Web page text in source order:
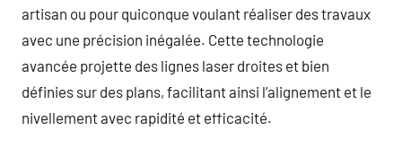
artisan ou pour quiconque voulant réaliser des travaux
avec une précision inégalée. Cette technologie
avancée projette des lignes laser droites et bien
définies sur des plans, facilitant ainsi l’alignement et le
nivellement avec rapidité et efficacité.